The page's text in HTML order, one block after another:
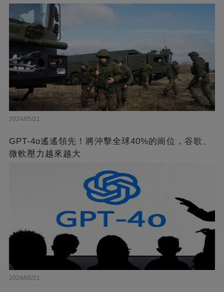
2024/05/21
GPT-4o遙遙領先！將沖擊全球40%的崗位，谷歌、
微軟壓力越來越大
2024/05/21